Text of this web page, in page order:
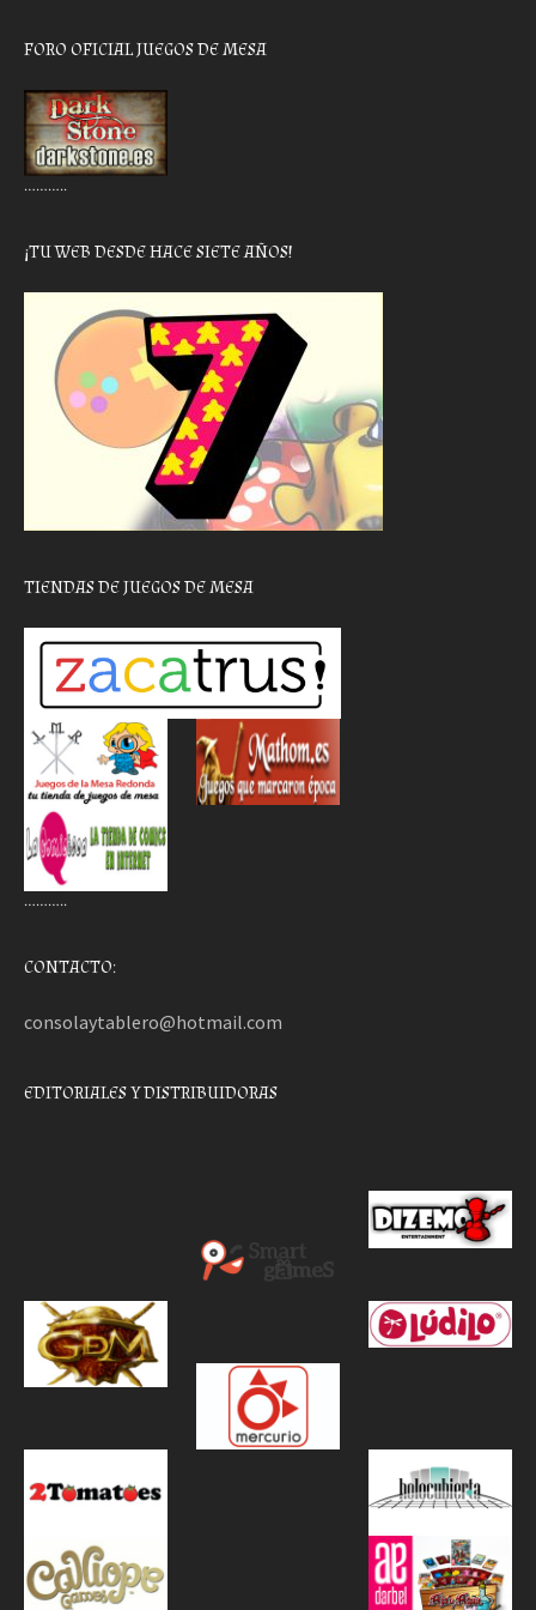
FORO OFICIAL JUEGOS DE MESA
………..
¡TU WEB DESDE HACE SIETE AÑOS!
TIENDAS DE JUEGOS DE MESA
………..
CONTACTO:
consolaytablero@hotmail.com
EDITORIALES Y DISTRIBUIDORAS